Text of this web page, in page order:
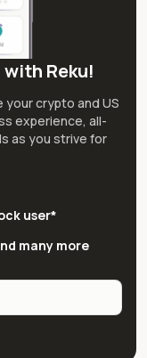
Reku!
crypto and US
experience, all-
as you strive for
user*
many more